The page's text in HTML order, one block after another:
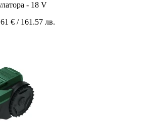
- 18 V
€ / 161.57 лв.